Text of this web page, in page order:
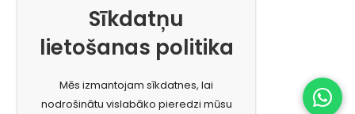
Sīkdatņu
lietošanas politika
Mēs izmantojam sīkdatnes, lai
nodrošinātu vislabāko pieredzi mūsu